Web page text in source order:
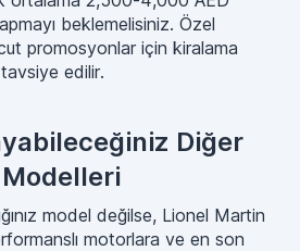
beklemelisiniz. Özel
promosyonlar için kiralama
edilir.
Diğer
model değilse, Lionel Martin
motorlara ve en son